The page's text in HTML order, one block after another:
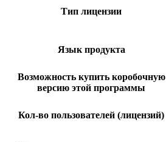
Тип лицензии
Язык продукта
Возможность купить коробочную
версию этой программы
Кол-во пользователей (лицензий)